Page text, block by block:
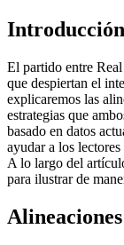
Introducción
El partido entre
que despiertan el
explicaremos las
estrategias que
basado en datos
ayudar a los
A lo largo del
para ilustrar de